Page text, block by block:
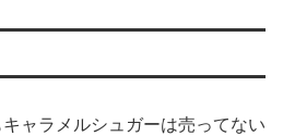
ャラメルシュガーは売ってない